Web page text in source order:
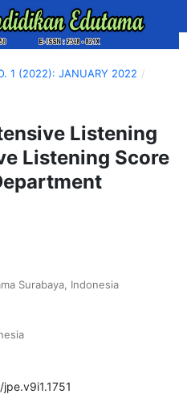
1 (2022): JANUARY 2022 /
Listening
Listening Score
Surabaya, Indonesia